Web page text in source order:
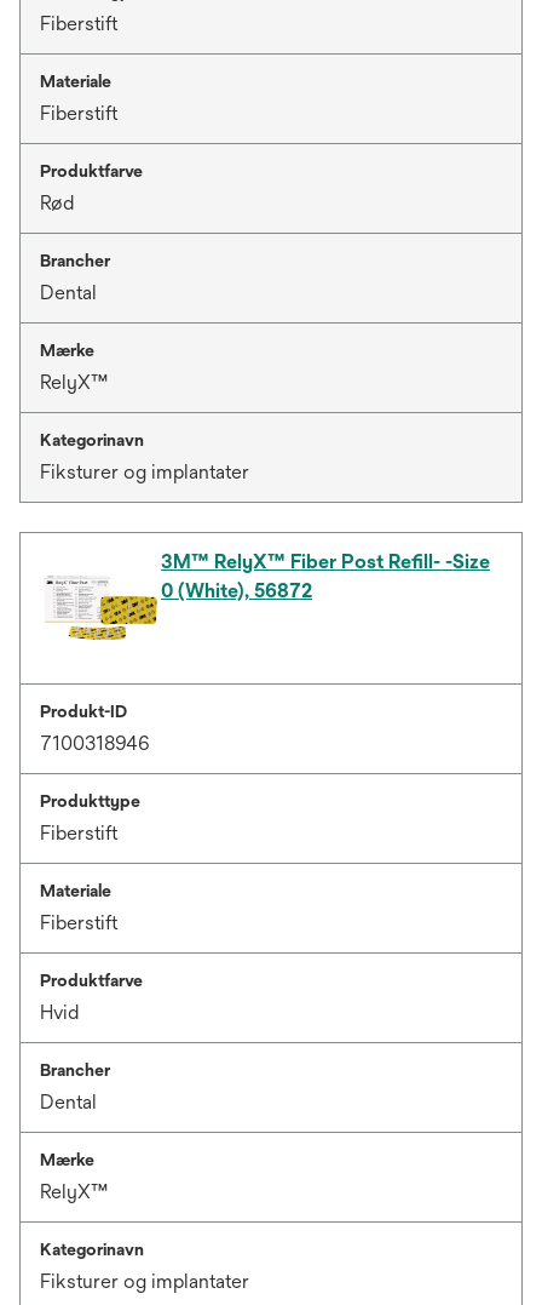
Fiberstift
Materiale
Fiberstift
Produktfarve
Rød
Brancher
Dental
Mærke
RelyX™
Kategorinavn
Fiksturer og implantater
3M™ RelyX™ Fiber Post Refill- -Size
0 (White), 56872
Produkt-ID
7100318946
Produkttype
Fiberstift
Materiale
Fiberstift
Produktfarve
Hvid
Brancher
Dental
Mærke
RelyX™
Kategorinavn
Fiksturer og implantater